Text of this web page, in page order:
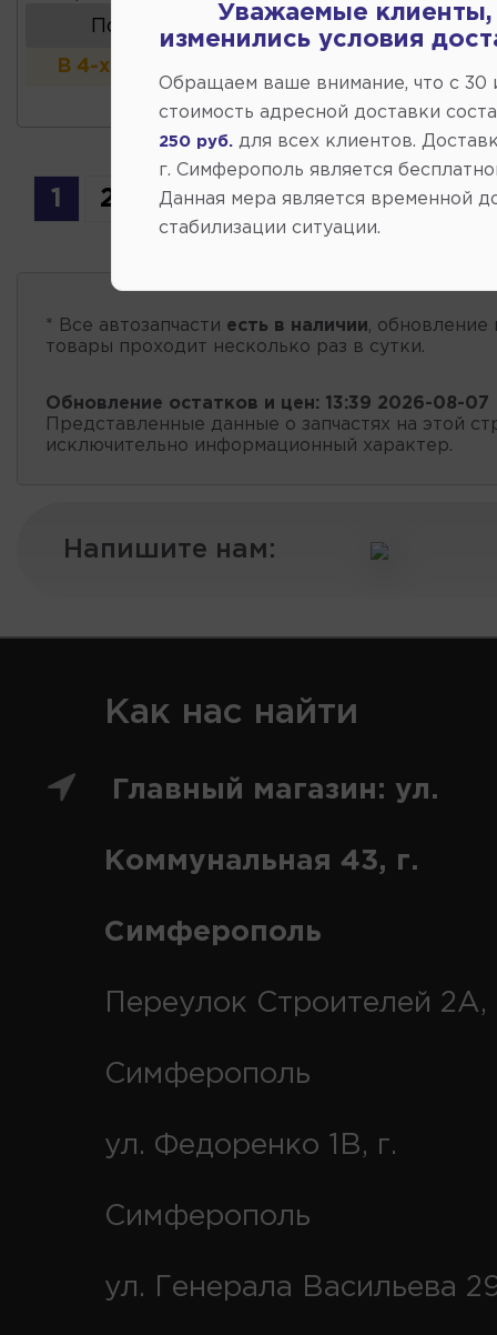
Показать аналоги
В 4-х и более магазинах
1 2 3
* Все автозапчасти есть в наличии, обновление
товары проходит несколько раз в сутки.
Обновление остатков и цен: 13:39 2026-08-07
Представленные данные о запчастях на этой
исключительно информационный характер.
Напишите нам:
Как нас найти
Главный магазин: ул.
Коммунальная 43, г.
Симферополь
Переулок Строителей 2А,
Симферополь
ул. Федоренко 1В, г.
Симферополь
ул. Генерала Васильева
Уважаемые клиенты,
изменились условия
Обращаем ваше внимание, что c 30
стоимость адресной доставки
250 руб.
для всех клиентов.
г. Симферополь является
Данная мера является временной
стабилизации ситуации.